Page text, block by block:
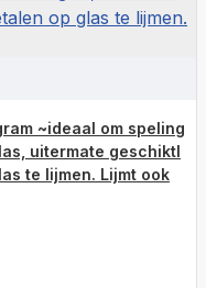
~ideaal om speling
uitermate geschiktl
te lijmen. Lijmt ook